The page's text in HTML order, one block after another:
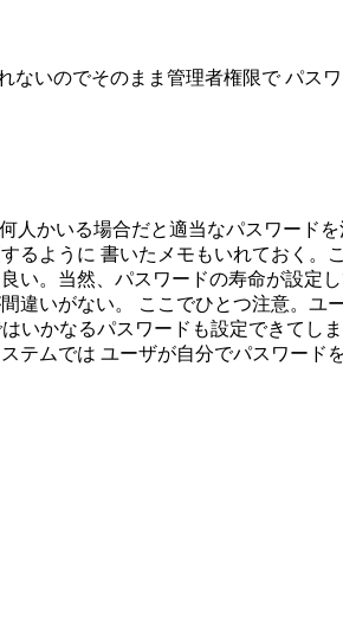
いのでそのまま管理者権限で パス
人かいる場合だと適当なパスワード
るように 書いたメモもいれておく
い。当然、パスワードの寿命が設定
違いがない。 ここでひとつ注意。
いかなるパスワードも設定できて
テムでは ユーザが自分でパスワー